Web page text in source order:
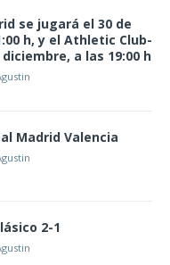
se jugará el 30 de
h, y el Athletic Club-
a las 19:00 h
Madrid Valencia
2-1